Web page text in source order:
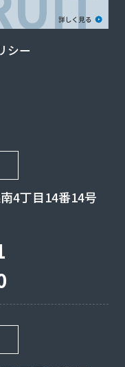
シー
4丁目14番14号